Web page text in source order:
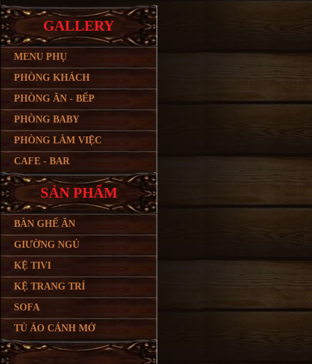
GALLERY
MENU PHỤ
PHÒNG KHÁCH
PHÒNG ĂN - BẾP
PHÒNG BABY
PHÒNG LÀM VIỆC
CAFE - BAR
SẢN PHẨM
BÀN GHẾ ĂN
GIƯỜNG NGỦ
KỆ TIVI
KỆ TRANG TRÍ
SOFA
TỦ ÁO CÁNH MỞ